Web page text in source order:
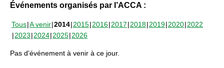
Événements organisés par l’ACCA :
Tous A venir 2014 2015 2016 2017 2018 2019 2020 2022
2023 2024 2025 2026
Pas d'événement à venir à ce jour.